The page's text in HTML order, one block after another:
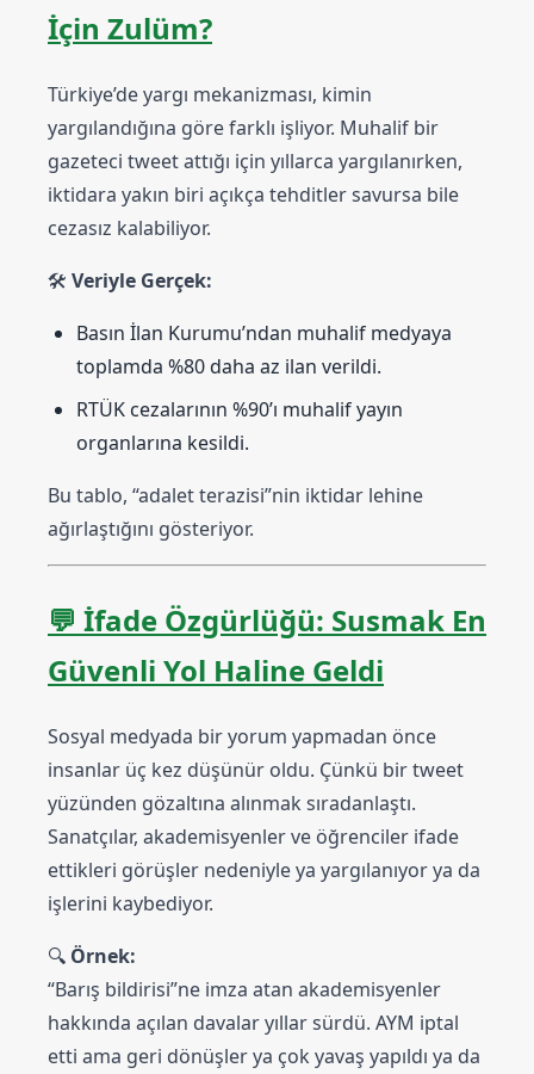
İçin Zulüm?
Türkiye’de yargı mekanizması, kimin
yargılandığına göre farklı işliyor. Muhalif bir
gazeteci tweet attığı için yıllarca yargılanırken,
iktidara yakın biri açıkça tehditler savursa bile
cezasız kalabiliyor.
🛠️ Veriyle Gerçek:
Basın İlan Kurumu’ndan muhalif medyaya
toplamda %80 daha az ilan verildi.
RTÜK cezalarının %90’ı muhalif yayın
organlarına kesildi.
Bu tablo, “adalet terazisi”nin iktidar lehine
ağırlaştığını gösteriyor.
💬 İfade Özgürlüğü: Susmak En
Güvenli Yol Haline Geldi
Sosyal medyada bir yorum yapmadan önce
insanlar üç kez düşünür oldu. Çünkü bir tweet
yüzünden gözaltına alınmak sıradanlaştı.
Sanatçılar, akademisyenler ve öğrenciler ifade
ettikleri görüşler nedeniyle ya yargılanıyor ya da
işlerini kaybediyor.
🔍 Örnek:
“Barış bildirisi”ne imza atan akademisyenler
hakkında açılan davalar yıllar sürdü. AYM iptal
etti ama geri dönüşler ya çok yavaş yapıldı ya da